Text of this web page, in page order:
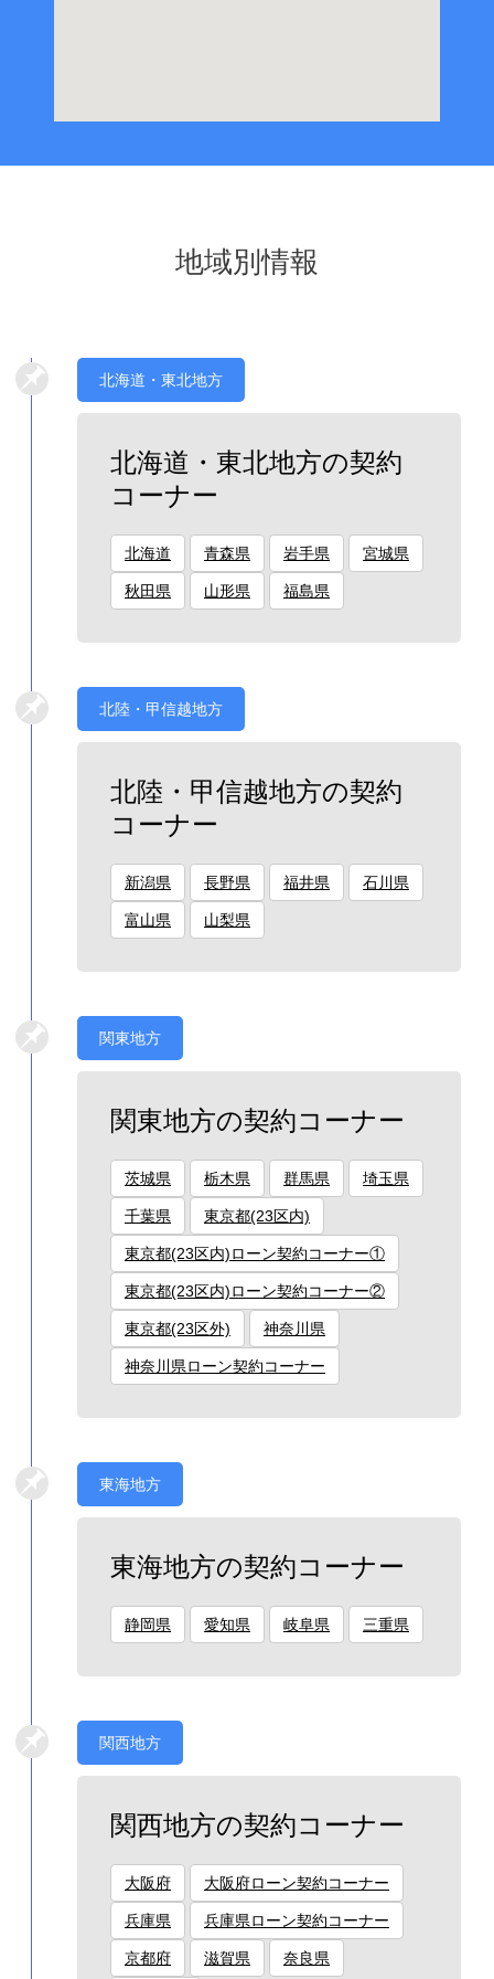
地域別情報
北海道・東北地方
北海道・東北地方の契約
コーナー
北海道 青森県 岩手県 宮城県
秋田県 山形県 福島県
北陸・甲信越地方
北陸・甲信越地方の契約
コーナー
新潟県 長野県 福井県 石川県
富山県 山梨県
関東地方
関東地方の契約コーナー
茨城県 栃木県 群馬県 埼玉県
千葉県 東京都(23区内)
東京都(23区内)ローン契約コーナー①
東京都(23区内)ローン契約コーナー②
東京都(23区外) 神奈川県
神奈川県ローン契約コーナー
東海地方
東海地方の契約コーナー
静岡県 愛知県 岐阜県 三重県
関西地方
関西地方の契約コーナー
大阪府 大阪府ローン契約コーナー
兵庫県 兵庫県ローン契約コーナー
京都府 滋賀県 奈良県